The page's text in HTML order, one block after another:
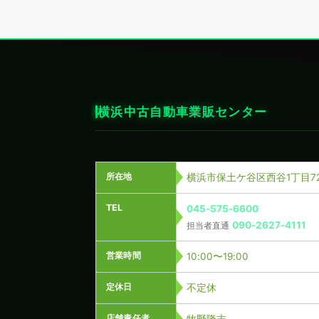
横浜中古自動車業販センター
所在地 横浜市保土ケ谷区西谷1丁目
TEL 045-575-6600
担当者直通 090-2627-4111
営業時間 10:00〜19:00
定休日 不定休